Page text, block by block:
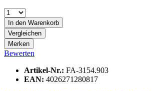
In den Warenkorb
Vergleichen
Merken
Bewerten
Artikel-Nr.: FA-3154.903
EAN: 4026271280817